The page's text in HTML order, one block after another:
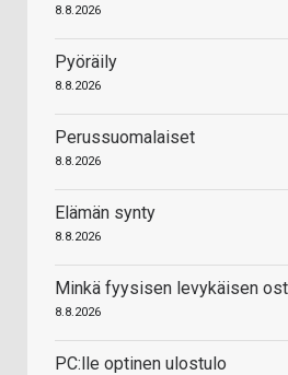
8.8.2026
Pyöräily
8.8.2026
Perussuomalaiset
8.8.2026
Elämän synty
8.8.2026
Minkä fyysisen levykäisen
8.8.2026
PC:lle optinen ulostulo